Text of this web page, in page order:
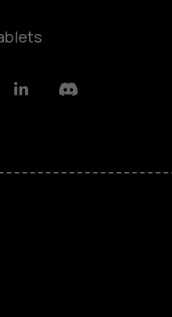
LinkedinDiscord